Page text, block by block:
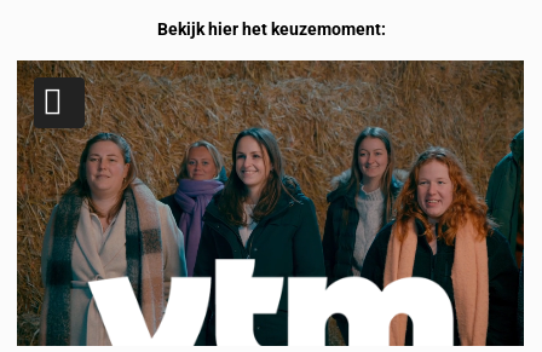
Bekijk hier het keuzemoment: